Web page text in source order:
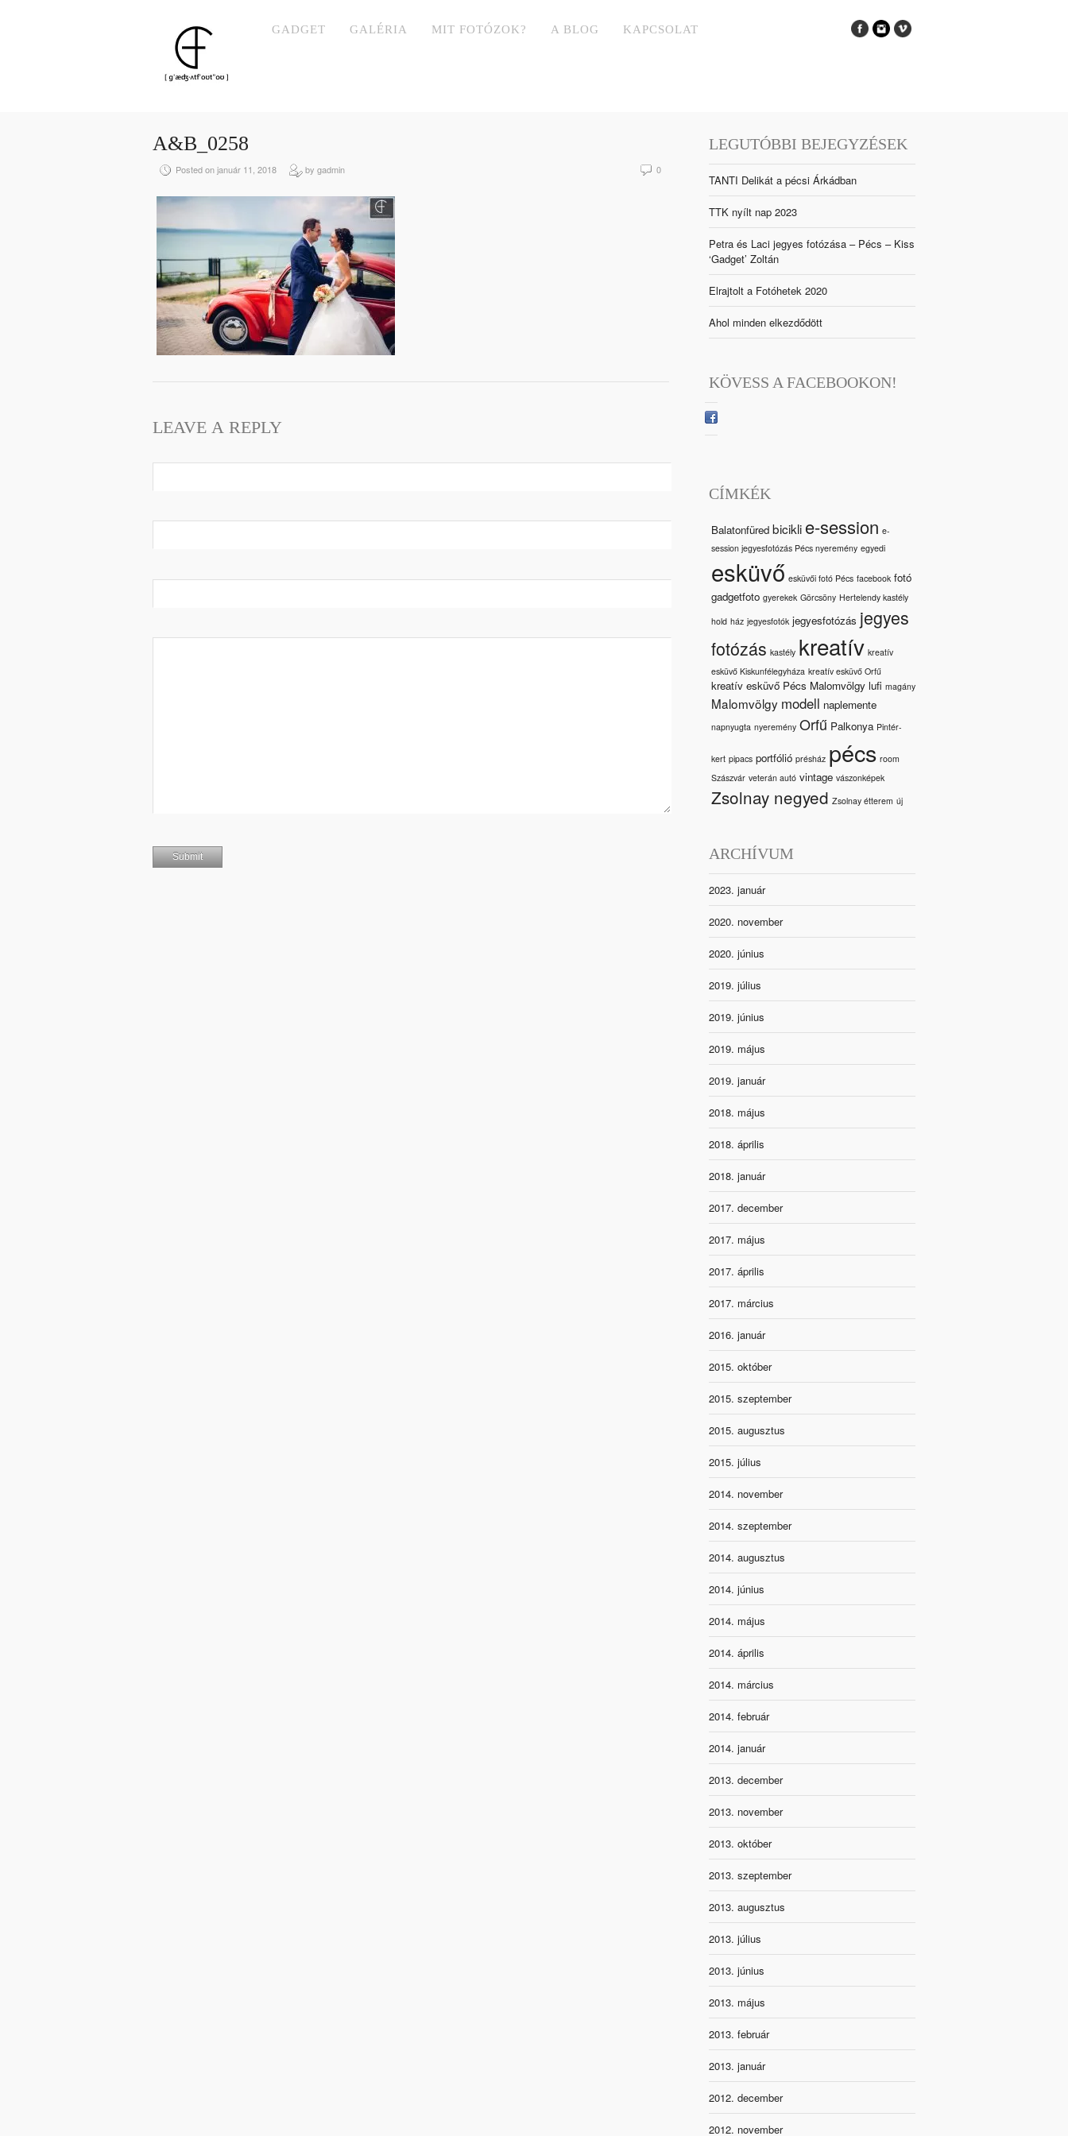
GADGET GALÉRIA MIT FOTÓZOK? A BLOG KAPCSOLAT
A&B_0258
Posted on január 11, 2018 by gadmin 0
LEAVE A REPLY
LEGUTÓBBI BEJEGYZÉSEK
TANTI Delikát a pécsi Árkádban
TTK nyílt nap 2023
Petra és Laci jegyes fotózása – Pécs – Kiss
‘Gadget’ Zoltán
Elrajtolt a Fotóhetek 2020
Ahol minden elkezdődött
KÖVESS A FACEBOOKON!
CÍMKÉK
Balatonfüred bicikli e-session e-
session jegyesfotózás Pécs nyeremény egyedi
esküvő esküvői fotó Pécs facebook fotó
gadgetfoto gyerekek Görcsöny Hertelendy kastély
hold ház jegyesfotók jegyesfotózás jegyes
fotózás kastély kreatív kreatív
esküvő Kiskunfélegyháza kreatív esküvő Orfű
kreatív esküvő Pécs Malomvölgy lufi magány
Malomvölgy modell naplemente
napnyugta nyeremény Orfű Palkonya Pintér-
kert pipacs portfólió présház pécs room
Szászvár veterán autó vintage vászonképek
Zsolnay negyed Zsolnay étterem új
ARCHÍVUM
2023. január
2020. november
2020. június
2019. július
2019. június
2019. május
2019. január
2018. május
2018. április
2018. január
2017. december
2017. május
2017. április
2017. március
2016. január
2015. október
2015. szeptember
2015. augusztus
2015. július
2014. november
2014. szeptember
2014. augusztus
2014. június
2014. május
2014. április
2014. március
2014. február
2014. január
2013. december
2013. november
2013. október
2013. szeptember
2013. augusztus
2013. július
2013. június
2013. május
2013. február
2013. január
2012. december
2012. november